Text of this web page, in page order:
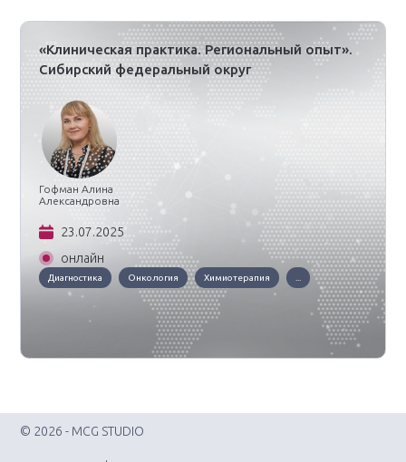
«Клиническая практика. Региональный опыт».
Сибирский федеральный округ
Гофман Алина
Александровна
23.07.2025
онлайн
Диагностика Онкология Химиотерапия
© 2026 - MCG STUDIO